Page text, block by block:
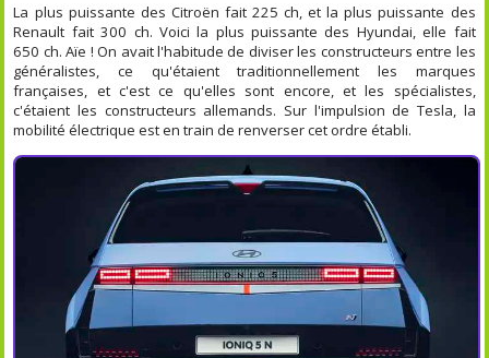
La plus puissante des Citroën fait 225 ch, et la plus puissante des
Renault fait 300 ch. Voici la plus puissante des Hyundai, elle fait
650 ch. Aïe ! On avait l'habitude de diviser les constructeurs entre les
généralistes, ce qu'étaient traditionnellement les marques
françaises, et c'est ce qu'elles sont encore, et les spécialistes,
c'étaient les constructeurs allemands. Sur l'impulsion de Tesla, la
mobilité électrique est en train de renverser cet ordre établi.